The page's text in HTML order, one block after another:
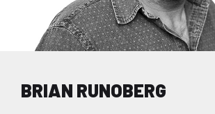
BRIAN RUNOBERG